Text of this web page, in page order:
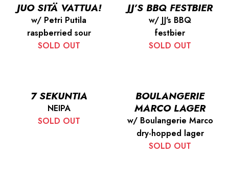
JUO SITÄ VATTUA!
w/ Petri Putila
raspberried sour
SOLD OUT
JJ’S BBQ FESTBIER
w/ JJ's BBQ
festbier
SOLD OUT
7 SEKUNTIA
NEIPA
SOLD OUT
BOULANGERIE
MARCO LAGER
w/ Boulangerie Marco
dry-hopped lager
SOLD OUT